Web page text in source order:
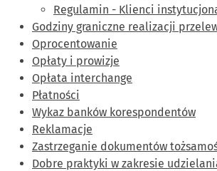
Regulamin - Klienci
Godziny graniczne realizacji
Oprocentowanie
Opłaty i prowizje
Opłata interchange
Płatności
Wykaz banków korespondentów
Reklamacje
Zastrzeganie dokumentów
Dobre praktyki w zakresie